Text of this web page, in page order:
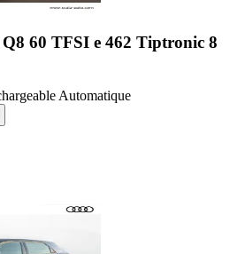
Q8 60 TFSI e 462 Tiptronic 8
Automatique